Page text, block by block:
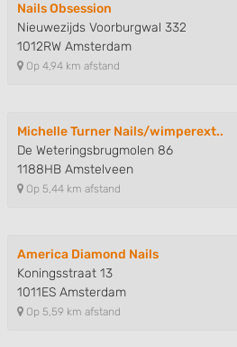
Nails Obsession
Nieuwezijds Voorburgwal 332
1012RW Amsterdam
Op 4,94 km afstand
Michelle Turner Nails/wimperext..
De Weteringsbrugmolen 86
1188HB Amstelveen
Op 5,44 km afstand
America Diamond Nails
Koningsstraat 13
1011ES Amsterdam
Op 5,59 km afstand